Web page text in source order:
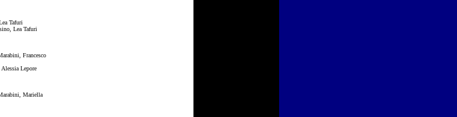
Tafuri
Lea Tafuri
Francesco
Alessia Lepore
Mariella